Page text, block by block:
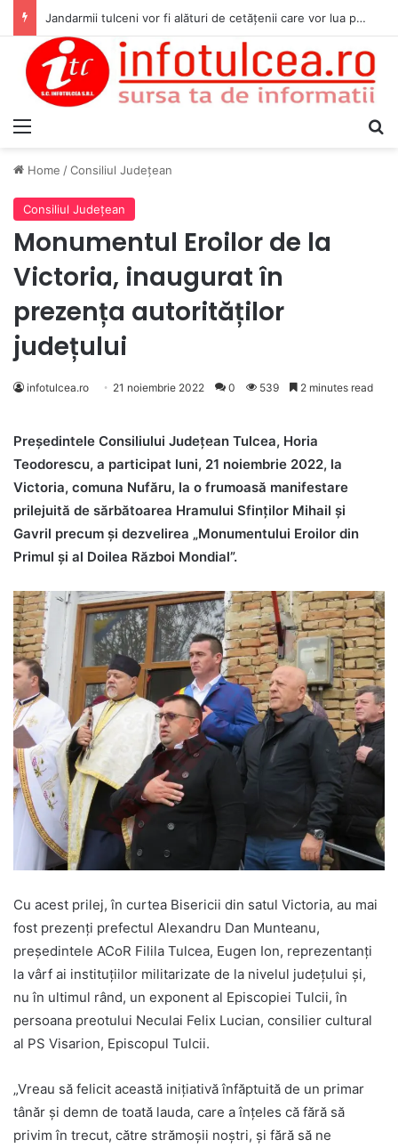
Jandarmii tulceni vor fi alături de cetățenii care vor lua parte la Festivalul Folk Țestos
Home /Consiliul Judeţean
Consiliul Judeţean
Monumentul Eroilor de la
Victoria, inaugurat în
prezența autorităților
județului
infotulcea.ro 21 noiembrie 2022 0 539 2 minutes read
Președintele Consiliului Județean Tulcea, Horia
Teodorescu, a participat luni, 21 noiembrie 2022, la
Victoria, comuna Nufăru, la o frumoasă manifestare
prilejuită de sărbătoarea Hramului Sfinților Mihail și
Gavril precum și dezvelirea „Monumentului Eroilor din
Primul și al Doilea Război Mondial”.
Cu acest prilej, în curtea Bisericii din satul Victoria, au mai
fost prezenți prefectul Alexandru Dan Munteanu,
președintele ACoR Filila Tulcea, Eugen Ion, reprezentanți
la vârf ai instituțiilor militarizate de la nivelul județului și,
nu în ultimul rând, un exponent al Episcopiei Tulcii, în
persoana preotului Neculai Felix Lucian, consilier cultural
al PS Visarion, Episcopul Tulcii.
„Vreau să felicit această inițiativă înfăptuită de un primar
tânăr și demn de toată lauda, care a înțeles că fără să
privim în trecut, către strămoșii noștri, și fără să ne